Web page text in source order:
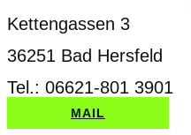
Kettengassen 3
36251 Bad Hersfeld
Tel.: 06621-801 3901
MAIL